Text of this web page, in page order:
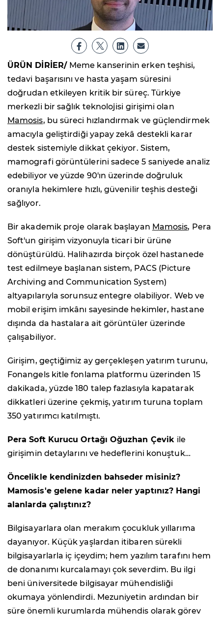
ÜRÜN DİRİER/ Meme kanserinin erken teşhisi,
tedavi başarısını ve hasta yaşam süresini
doğrudan etkileyen kritik bir süreç. Türkiye
merkezli bir sağlık teknolojisi girişimi olan
Mamosis, bu süreci hızlandırmak ve güçlendirmek
amacıyla geliştirdiği yapay zekâ destekli karar
destek sistemiyle dikkat çekiyor. Sistem,
mamografi görüntülerini sadece 5 saniyede analiz
edebiliyor ve yüzde 90'ın üzerinde doğruluk
oranıyla hekimlere hızlı, güvenilir teşhis desteği
sağlıyor.
Bir akademik proje olarak başlayan Mamosis, Pera
Soft'un girişim vizyonuyla ticari bir ürüne
dönüştürüldü. Halihazırda birçok özel hastanede
test edilmeye başlanan sistem, PACS (Picture
Archiving and Communication System)
altyapılarıyla sorunsuz entegre olabiliyor. Web ve
mobil erişim imkânı sayesinde hekimler, hastane
dışında da hastalara ait görüntüler üzerinde
çalışabiliyor.
Girişim, geçtiğimiz ay gerçekleşen yatırım turunu,
Fonangels kitle fonlama platformu üzerinden 15
dakikada, yüzde 180 talep fazlasıyla kapatarak
dikkatleri üzerine çekmiş, yatırım turuna toplam
350 yatırımcı katılmıştı.
Pera Soft Kurucu Ortağı Oğuzhan Çevik ile
girişimin detaylarını ve hedeflerini konuştuk…
Öncelikle kendinizden bahseder misiniz?
Mamosis'e gelene kadar neler yaptınız? Hangi
alanlarda çalıştınız?
Bilgisayarlara olan merakım çocukluk yıllarıma
dayanıyor. Küçük yaşlardan itibaren sürekli
bilgisayarlarla iç içeydim; hem yazılım tarafını hem
de donanımı kurcalamayı çok severdim. Bu ilgi
beni üniversitede bilgisayar mühendisliği
okumaya yönlendirdi. Mezuniyetin ardından bir
süre önemli kurumlarda mühendis olarak görev